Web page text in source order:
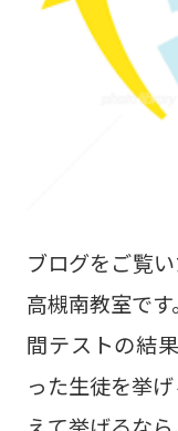
ブログをご覧
高槻南教室で
間テストの結果
った生徒を挙